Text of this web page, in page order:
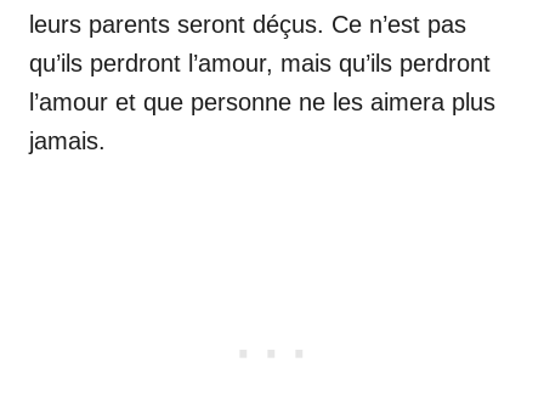
leurs parents seront déçus. Ce n’est pas
qu’ils perdront l’amour, mais qu’ils perdront
l’amour et que personne ne les aimera plus
jamais.